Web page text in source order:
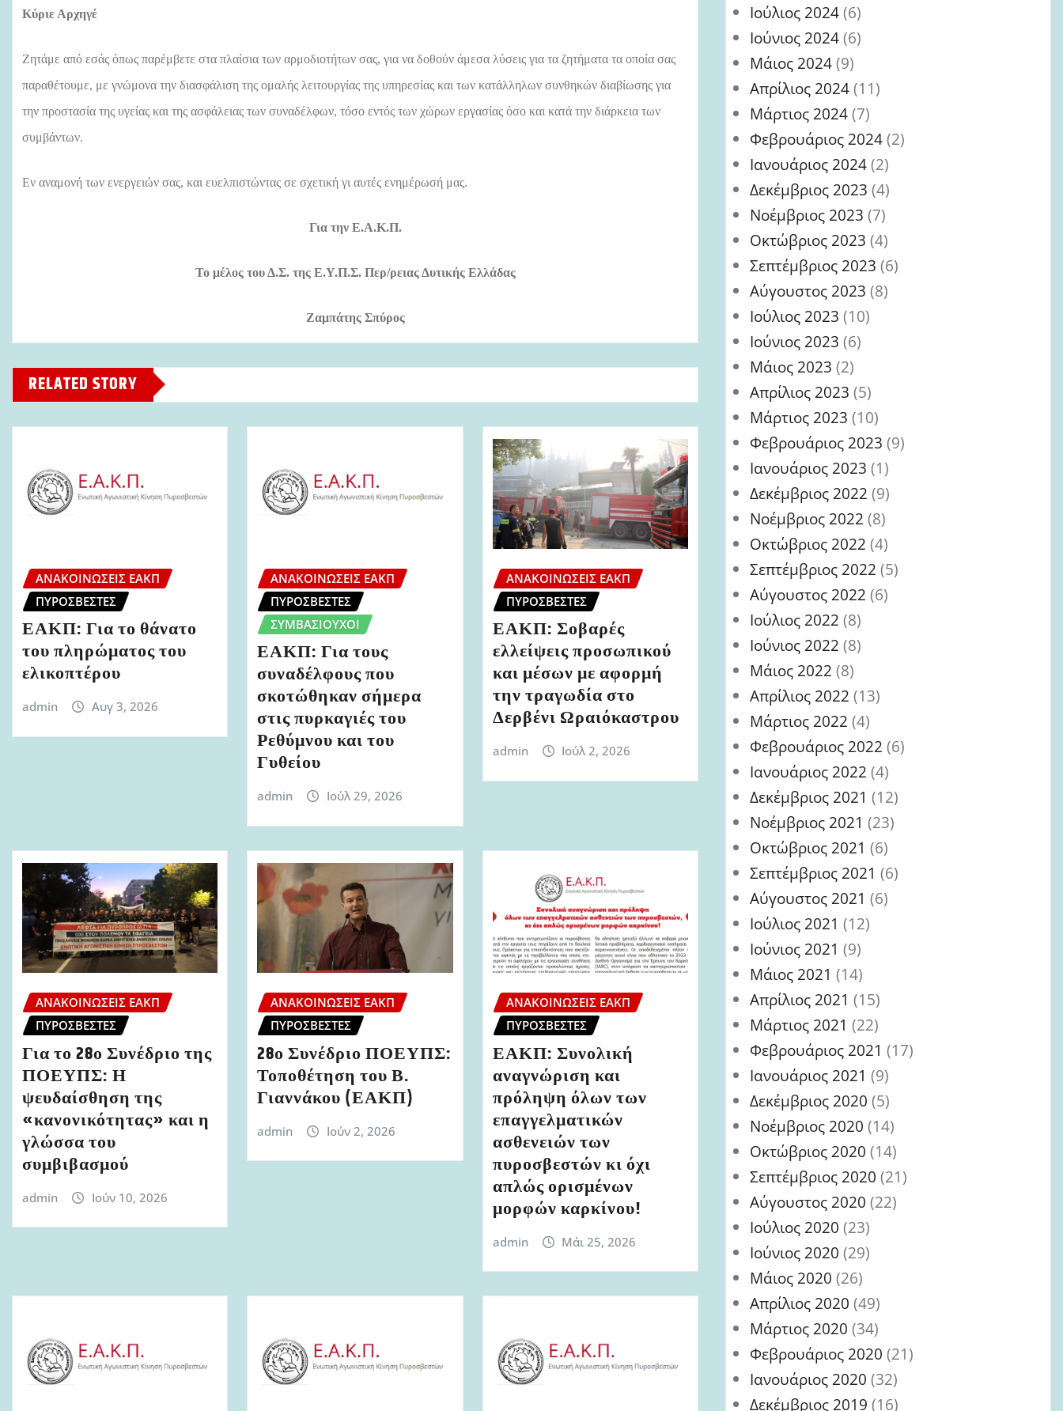
Κύριε Αρχηγέ
Ζητάμε από εσάς όπως παρέμβετε στα πλαίσια των αρμοδιοτήτων σας, για να δοθούν άμεσα λύσεις για τα ζητήματα τα οποία σας
παραθέτουμε, με γνώμονα την διασφάλιση της ομαλής λειτουργίας της υπηρεσίας και των κατάλληλων συνθηκών διαβίωσης για
την προστασία της υγείας και της ασφάλειας των συναδέλφων, τόσο εντός των χώρων εργασίας όσο και κατά την διάρκεια των
συμβάντων.
Εν αναμονή των ενεργειών σας, και ευελπιστώντας σε σχετική γι αυτές ενημέρωσή μας.
Για την Ε.Α.Κ.Π.
Το μέλος του Δ.Σ. της Ε.Υ.Π.Σ. Περ/ρειας Δυτικής Ελλάδας
Ζαμπάτης Σπύρος
RELATED STORY
ΑΝΑΚΟΙΝΏΣΕΙΣ ΕΑΚΠ
ΠΥΡΟΣΒΈΣΤΕΣ
ΕΑΚΠ: Για το θάνατο
του πληρώματος του
ελικοπτέρου
admin Αυγ 3, 2026
ΑΝΑΚΟΙΝΏΣΕΙΣ ΕΑΚΠ
ΠΥΡΟΣΒΈΣΤΕΣ
ΣΥΜΒΑΣΙΟΎΧΟΙ
ΕΑΚΠ: Για τους
συναδέλφους που
σκοτώθηκαν σήμερα
στις πυρκαγιές του
Ρεθύμνου και του
Γυθείου
admin Ιούλ 29, 2026
ΑΝΑΚΟΙΝΏΣΕΙΣ ΕΑΚΠ
ΠΥΡΟΣΒΈΣΤΕΣ
ΕΑΚΠ: Σοβαρές
ελλείψεις προσωπικού
και μέσων με αφορμή
την τραγωδία στο
Δερβένι Ωραιόκαστρου
admin Ιούλ 2, 2026
ΑΝΑΚΟΙΝΏΣΕΙΣ ΕΑΚΠ
ΠΥΡΟΣΒΈΣΤΕΣ
Για το 28ο Συνέδριο της
ΠΟΕΥΠΣ: Η
ψευδαίσθηση της
«κανονικότητας» και η
γλώσσα του
συμβιβασμού
admin Ιούν 10, 2026
ΑΝΑΚΟΙΝΏΣΕΙΣ ΕΑΚΠ
ΠΥΡΟΣΒΈΣΤΕΣ
28ο Συνέδριο ΠΟΕΥΠΣ:
Τοποθέτηση του Β.
Γιαννάκου (ΕΑΚΠ)
admin Ιούν 2, 2026
ΑΝΑΚΟΙΝΏΣΕΙΣ ΕΑΚΠ
ΠΥΡΟΣΒΈΣΤΕΣ
ΕΑΚΠ: Συνολική
αναγνώριση και
πρόληψη όλων των
επαγγελματικών
ασθενειών των
πυροσβεστών κι όχι
απλώς ορισμένων
μορφών καρκίνου!
admin Μάι 25, 2026
Ιούλιος 2024(6)
Ιούνιος 2024(6)
Μάιος 2024(9)
Απρίλιος 2024(11)
Μάρτιος 2024(7)
Φεβρουάριος 2024(2)
Ιανουάριος 2024(2)
Δεκέμβριος 2023 (4)
Νοέμβριος 2023 (7)
Οκτώβριος 2023 (4)
Σεπτέμβριος 2023 (6)
Αύγουστος 2023 (8)
Ιούλιος 2023 (10)
Ιούνιος 2023 (6)
Μάιος 2023 (2)
Απρίλιος 2023 (5)
Μάρτιος 2023 (10)
Φεβρουάριος 2023 (9)
Ιανουάριος 2023 (1)
Δεκέμβριος 2022 (9)
Νοέμβριος 2022 (8)
Οκτώβριος 2022 (4)
Σεπτέμβριος 2022 (5)
Αύγουστος 2022 (6)
Ιούλιος 2022 (8)
Ιούνιος 2022 (8)
Μάιος 2022 (8)
Απρίλιος 2022 (13)
Μάρτιος 2022 (4)
Φεβρουάριος 2022 (6)
Ιανουάριος 2022 (4)
Δεκέμβριος 2021 (12)
Νοέμβριος 2021 (23)
Οκτώβριος 2021 (6)
Σεπτέμβριος 2021 (6)
Αύγουστος 2021 (6)
Ιούλιος 2021 (12)
Ιούνιος 2021 (9)
Μάιος 2021 (14)
Απρίλιος 2021 (15)
Μάρτιος 2021 (22)
Φεβρουάριος 2021 (17)
Ιανουάριος 2021 (9)
Δεκέμβριος 2020 (5)
Νοέμβριος 2020 (14)
Οκτώβριος 2020 (14)
Σεπτέμβριος 2020 (21)
Αύγουστος 2020 (22)
Ιούλιος 2020 (23)
Ιούνιος 2020 (29)
Μάιος 2020 (26)
Απρίλιος 2020 (49)
Μάρτιος 2020 (34)
Φεβρουάριος 2020 (21)
Ιανουάριος 2020 (32)
Δεκέμβριος 2019 (16)